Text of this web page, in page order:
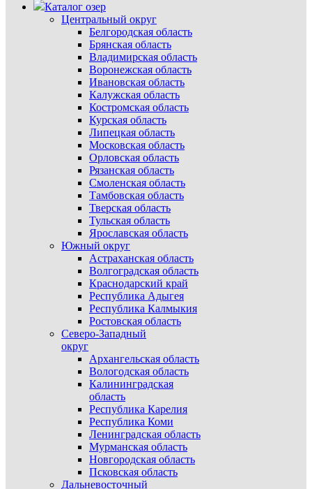
Каталог озер
Центральный округ
Белгородская область
Брянская область
Владимирская область
Воронежская область
Ивановская область
Калужская область
Костромская область
Курская область
Липецкая область
Московская область
Орловская область
Рязанская область
Смоленская область
Тамбовская область
Тверская область
Тульская область
Ярославская область
Южный округ
Астраханская область
Волгоградская область
Краснодарский край
Республика Адыгея
Республика Калмыкия
Ростовская область
Северо-Западный
округ
Архангельская область
Вологодская область
Калининградская
область
Республика Карелия
Республика Коми
Ленинградская область
Мурманская область
Новгородская область
Псковская область
Дальневосточный